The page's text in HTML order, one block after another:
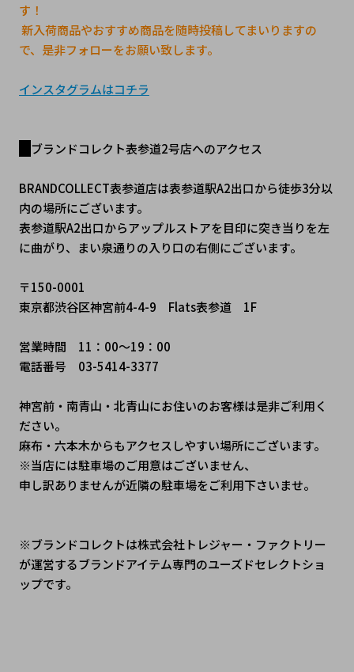
す！
で、是非フォローをお願い致します。
インスタグラムはコチラ
ブランドコレクト表参道2号店へのアクセス
BRANDCOLLECT表参道店は表参道駅A2出口から徒歩3分以
内の場所にございます。
表参道駅A2出口からアップルストアを目印に突き当りを左
に曲がり、まい泉通りの入り口の右側にございます。
〒150-0001
東京都渋谷区神宮前4-4-9　Flats表参道　1F
営業時間　11：00～19：00
電話番号　03-5414-3377
神宮前・南青山・北青山にお住いのお客様は是非ご利用く
ださい。
麻布・六本木からもアクセスしやすい場所にございます。
※当店には駐車場のご用意はございません、
申し訳ありませんが近隣の駐車場をご利用下さいませ。
※ブランドコレクトは株式会社トレジャー・ファクトリー
が運営するブランドアイテム専門のユーズドセレクトショ
ップです。